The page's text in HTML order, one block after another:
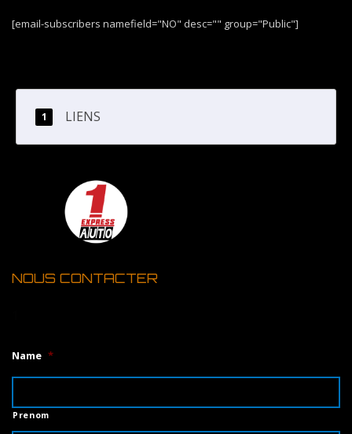
[email-subscribers namefield="NO" desc="" group="Public"]
LIENS
NOUS CONTACTER
Name *
Prenom